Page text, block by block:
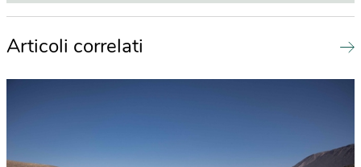
Articoli correlati